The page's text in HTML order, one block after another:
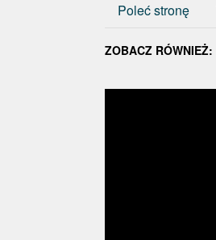
Poleć stronę
ZOBACZ RÓWNIEŻ: